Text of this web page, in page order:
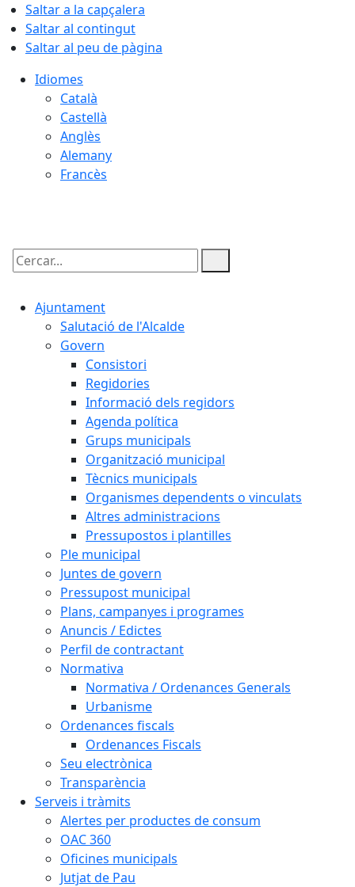
Saltar a la capçalera
Saltar al contingut
Saltar al peu de pàgina
Idiomes
Català
Castellà
Anglès
Alemany
Francès
Cercar:
Ajuntament
Salutació de l'Alcalde
Govern
Consistori
Regidories
Informació dels regidors
Agenda política
Grups municipals
Organització municipal
Tècnics municipals
Organismes dependents o vinculats
Altres administracions
Pressupostos i plantilles
Ple municipal
Juntes de govern
Pressupost municipal
Plans, campanyes i programes
Anuncis / Edictes
Perfil de contractant
Normativa
Normativa / Ordenances Generals
Urbanisme
Ordenances fiscals
Ordenances Fiscals
Seu electrònica
Transparència
Serveis i tràmits
Alertes per productes de consum
OAC 360
Oficines municipals
Jutjat de Pau